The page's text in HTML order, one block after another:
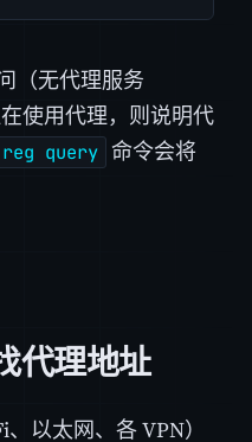
（无代理服务
使用代理，则说明代
reg query 命令会将
代理地址
以太网、各 VPN）